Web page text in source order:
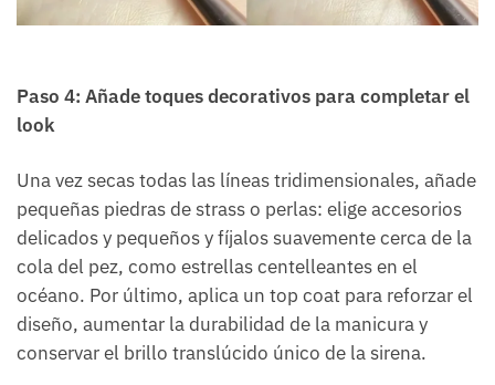
Paso 4: Añade toques decorativos para completar el
look
Una vez secas todas las líneas tridimensionales, añade
pequeñas piedras de strass o perlas: elige accesorios
delicados y pequeños y fíjalos suavemente cerca de la
cola del pez, como estrellas centelleantes en el
océano. Por último, aplica un top coat para reforzar el
diseño, aumentar la durabilidad de la manicura y
conservar el brillo translúcido único de la sirena.